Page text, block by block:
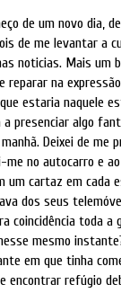
de um novo dia,
de me levantar a
noticias. Mais um
reparar na
estaria naquele
a presenciar algo
Deixei de me
me no autocarro e
um cartaz em cada
dos seus
coincidência toda
mesmo
em que tinha
encontrar refúgio